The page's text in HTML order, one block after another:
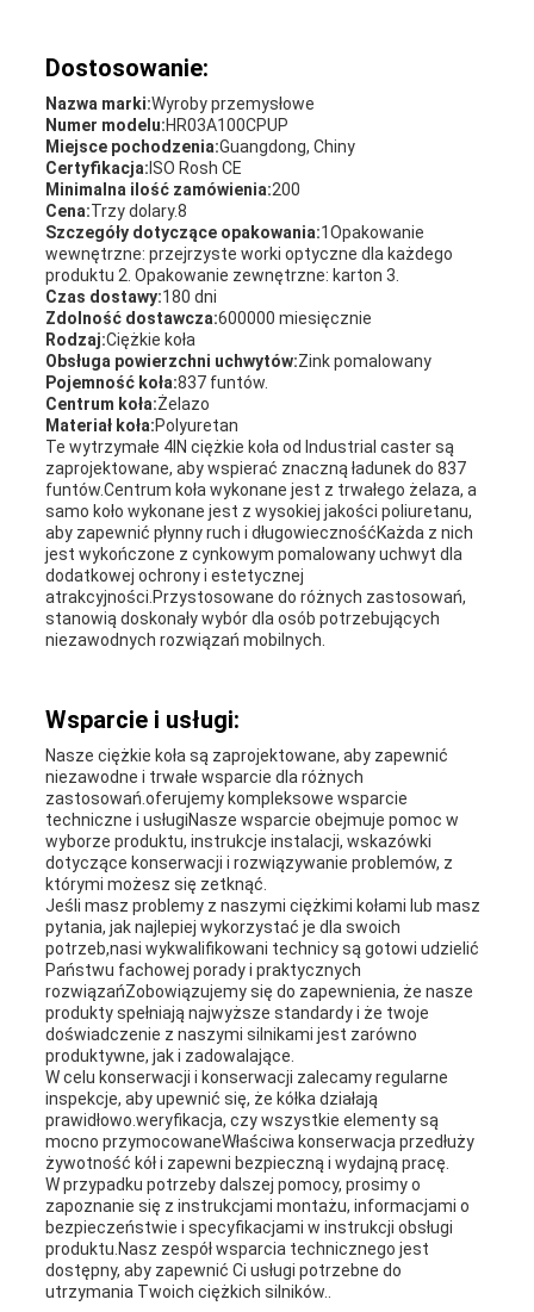
Dostosowanie:
Nazwa marki:Wyroby przemysłowe
Numer modelu:HR03A100CPUP
Miejsce pochodzenia:Guangdong, Chiny
Certyfikacja: ISO Rosh CE
Minimalna ilość zamówienia:200
Cena:Trzy dolary.8
Szczegóły dotyczące opakowania:1Opakowanie
wewnętrzne: przejrzyste worki optyczne dla każdego
produktu 2. Opakowanie zewnętrzne: karton 3.
Czas dostawy:180 dni
Zdolność dostawcza:600000 miesięcznie
Rodzaj:Ciężkie koła
Obsługa powierzchni uchwytów:Zink pomalowany
Pojemność koła:837 funtów.
Centrum koła:Żelazo
Materiał koła:Polyuretan
Te wytrzymałe 4IN ciężkie koła od Industrial caster są
zaprojektowane, aby wspierać znaczną ładunek do 837
funtów.Centrum koła wykonane jest z trwałego żelaza, a
samo koło wykonane jest z wysokiej jakości poliuretanu,
aby zapewnić płynny ruch i długowiecznośćKażda z nich
jest wykończone z cynkowym pomalowany uchwyt dla
dodatkowej ochrony i estetycznej
atrakcyjności.Przystosowane do różnych zastosowań,
stanowią doskonały wybór dla osób potrzebujących
niezawodnych rozwiązań mobilnych.
Wsparcie i usługi:
Nasze ciężkie koła są zaprojektowane, aby zapewnić
niezawodne i trwałe wsparcie dla różnych
zastosowań.oferujemy kompleksowe wsparcie
techniczne i usługiNasze wsparcie obejmuje pomoc w
wyborze produktu, instrukcje instalacji, wskazówki
dotyczące konserwacji i rozwiązywanie problemów, z
którymi możesz się zetknąć.
Jeśli masz problemy z naszymi ciężkimi kołami lub masz
pytania, jak najlepiej wykorzystać je dla swoich
potrzeb,nasi wykwalifikowani technicy są gotowi udzielić
Państwu fachowej porady i praktycznych
rozwiązańZobowiązujemy się do zapewnienia, że nasze
produkty spełniają najwyższe standardy i że twoje
doświadczenie z naszymi silnikami jest zarówno
produktywne, jak i zadowalające.
W celu konserwacji i konserwacji zalecamy regularne
inspekcje, aby upewnić się, że kółka działają
prawidłowo.weryfikacja, czy wszystkie elementy są
mocno przymocowaneWłaściwa konserwacja przedłuży
żywotność kół i zapewni bezpieczną i wydajną pracę.
W przypadku potrzeby dalszej pomocy, prosimy o
zapoznanie się z instrukcjami montażu, informacjami o
bezpieczeństwie i specyfikacjami w instrukcji obsługi
produktu.Nasz zespół wsparcia technicznego jest
dostępny, aby zapewnić Ci usługi potrzebne do
utrzymania Twoich ciężkich silników..